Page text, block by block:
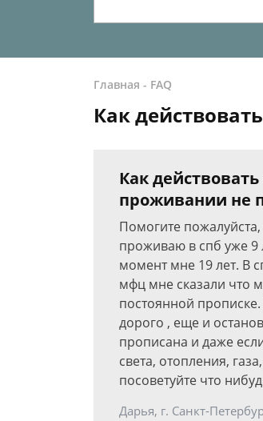
Главная - FAQ
Как
Как
проживании не
Помогите пожалуйста,
проживаю в спб уже 9
момент мне 19 лет. В
мфц мне сказали что
постоянной прописке.
дорого , еще и
прописана и даже
света, отопления,
посоветуйте что
Дарья, г. Санкт-